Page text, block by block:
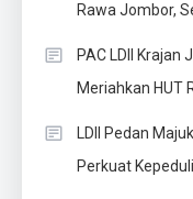
Rawa Jombor,
PAC LDII
Meriahkan HUT
LDII Pedan
Perkuat